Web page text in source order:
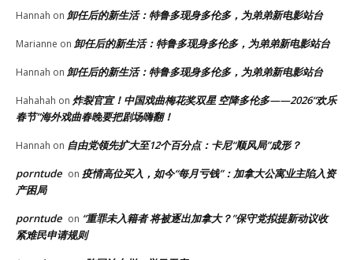
Hannah on 卸任后的新生活：特鲁多现身多伦多，为弟弟新电影站台
Marianne on 卸任后的新生活：特鲁多现身多伦多，为弟弟新电影站台
Hannah on 卸任后的新生活：特鲁多现身多伦多，为弟弟新电影站台
Hahahah on 炸裂官宣！中国戏曲梅花奖双星 空降多伦多——2026“欢乐
春节”海外戏曲春晚要把剧场嗨翻！
Hannah on 自由党领先扩大至12个百分点：卡尼“顺风局”成形？
porntude on 疫情高位买入，如今“每月亏钱”：加拿大公寓业主陷入资
产困局
porntude on “重罪未入籍者 将被逐出加拿大？”保守党拟提新动议收
紧难民申请规则